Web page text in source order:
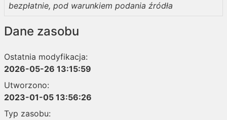
bezpłatnie, pod warunkiem podania źródła
Dane zasobu
Ostatnia modyfikacja:
2026-05-26 13:15:59
Utworzono:
2023-01-05 13:56:26
Typ zasobu: